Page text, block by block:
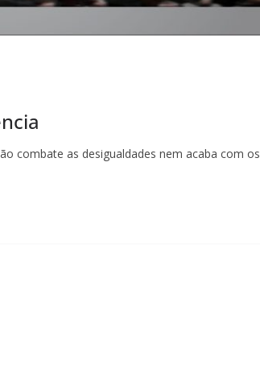
combate as desigualdades nem acaba com os